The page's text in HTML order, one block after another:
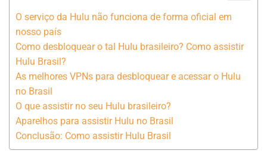
O serviço da Hulu não funciona de forma oficial em
nosso país
Como desbloquear o tal Hulu brasileiro? Como assistir
Hulu Brasil?
As melhores VPNs para desbloquear e acessar o Hulu
no Brasil
O que assistir no seu Hulu brasileiro?
Aparelhos para assistir Hulu no Brasil
Conclusão: Como assistir Hulu Brasil